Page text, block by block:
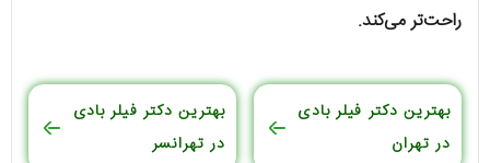
راحت‌تر می‌کند.
بهترین دکتر فیلر بادی
در تهران
بهترین دکتر فیلر بادی
در تهرانسر